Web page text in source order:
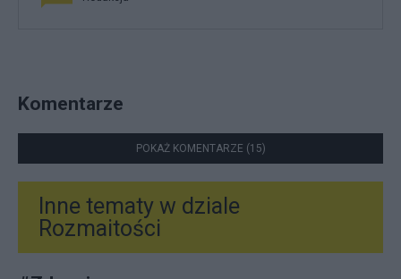
Komentarze
POKAŻ KOMENTARZE (15)
Inne tematy w dziale
Rozmaitości